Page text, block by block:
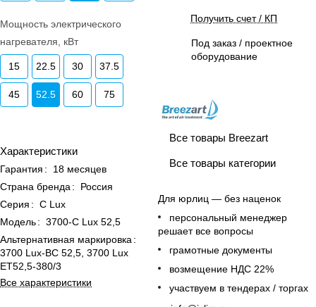
Мощность электрического
нагревателя, кВт
15 22.5 30 37.5
45 52.5 60 75
Характеристики
Гарантия :
18 месяцев
Страна бренда :
Россия
Серия : С Lux
Модель: 3700-C Lux 52,5
Альтернативная маркировка :
3700 Lux-BC 52,5, 3700 Lux
ET52,5-380/3
Все характеристики
Получить счет / КП
Под заказ / проектное
оборудование
Все товары Breezart
Все товары категории
Для юрлиц — без наценок
персональный менеджер
решает все вопросы
грамотные документы
возмещение НДС 22%
участвуем в тендерах / торгах